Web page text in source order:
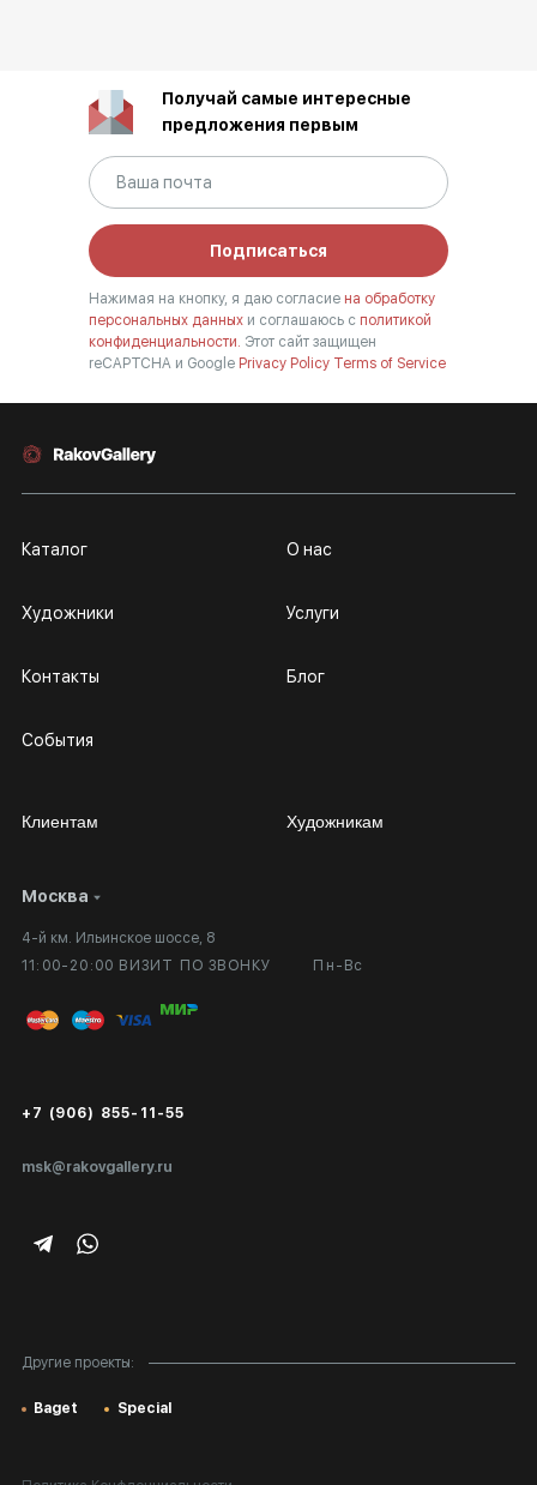
Получай самые интересные
предложения первым
Подписаться
Нажимая на кнопку, я даю согласие на обработку
персональных данных и соглашаюсь с политикой
конфиденциальности. Этот сайт защищен
reCAPTCHA и Google Privacy Policy Terms of Service
Москва
4-й км. Ильинское шоссе, 8
11:00-20:00 ВИЗИТ ПО ЗВОНКУ
Пн-Вс
msk@rakovgallery.ru
+7 (906) 855-11-55
Каталог
Художники
Контакты
События
О нас
Услуги
Блог
Другие проекты:
Baget Special
Клиентам
Личный кабинет
Вопросы и ответы
Публичная оферта
Экспертиза/Вывоз за границу
Подарочные сертификаты
Художникам
Сотрудничество
Выставка в галерее